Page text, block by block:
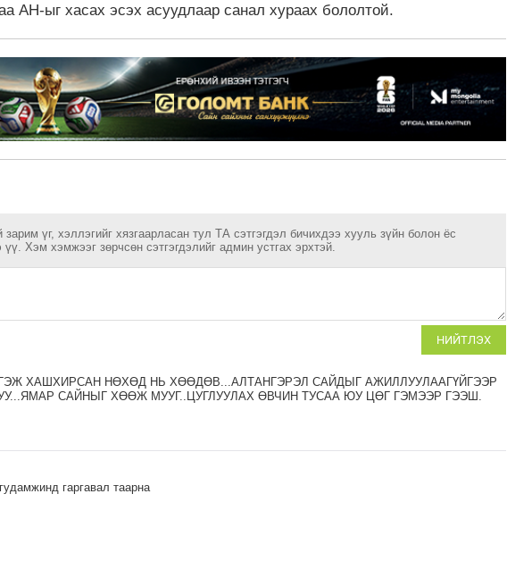
АН-ыг хасах эсэх асуудлаар санал хураах бололтой.
үг, хэллэгийг хязгаарласан тул ТА сэтгэгдэл бичихдээ хууль зүйн болон ёс
Хэм хэмжээг зөрчсөн сэтгэгдэлийг админ устгах эрхтэй.
НИЙТЛЭХ
ГЭЖ ХАШХИРСАН НӨХӨД НЬ ХӨӨДӨВ...АЛТАНГЭРЭЛ САЙДЫГ АЖИЛЛУУЛААГҮЙГЭЭР
САЙНЫГ ХӨӨЖ МУУГ..ЦУГЛУУЛАХ ӨВЧИН ТУСАА ЮУ ЦӨГ ГЭМЭЭР ГЭЭШ.
гаргавал таарна